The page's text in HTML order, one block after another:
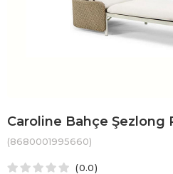
Caroline Bahçe Şezlong
(8680001995660)
0.0